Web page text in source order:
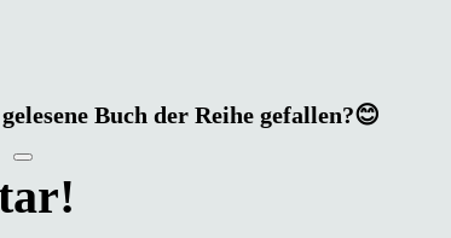
Buch der Reihe gefallen?😊